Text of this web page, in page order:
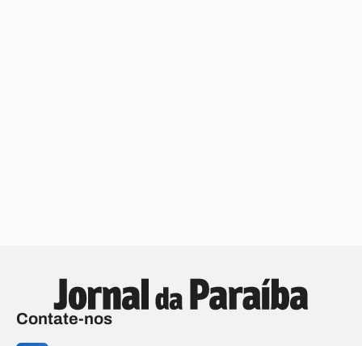
Contate-nos